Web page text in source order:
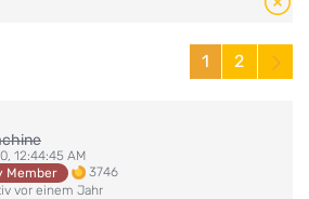
1 2
12:44:45 AM
Member
3746
vor einem Jahr